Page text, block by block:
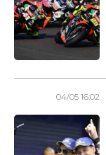
04/05 16:02